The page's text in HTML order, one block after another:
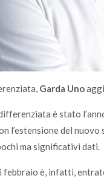
Garda Uno
è stato
l’estensione del
ma significativi dati.
febbraio è, infatti,